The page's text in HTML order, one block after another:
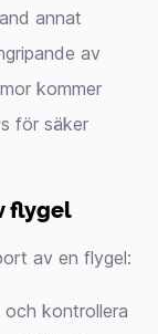
annat
av
kommer
för säker
flygel
av en flygel:
kontrollera